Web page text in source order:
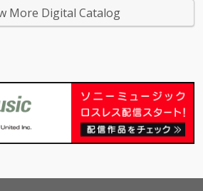
続
次
期
トル・プティット・エ
トワール』と読みま
More Digital Catalog